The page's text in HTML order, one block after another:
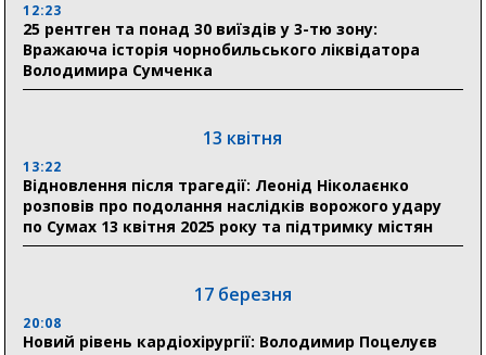
відзнаки «Почесного громадянина міста Суми»
30 липня
Сумська клінічна лікарня Святого Пантелеймона
18:33
Олексій Романько долучився до обговорення Плану
стійкості Сумщини з Прем’єр-міністром
Місто посилює міжнародну співпрацю: Суми
отримали 12 потужних станцій для Пунктів обігріву
12:23
25 рентген та понад 30 виїздів у 3-тю зону:
Вражаюча історія чорнобильського ліквідатора
Володимира Сумченка
13 квітня
13:22
Відновлення після трагедії: Леонід Ніколаєнко
розповів про подолання наслідків ворожого удару
по Сумах 13 квітня 2025 року та підтримку містян
17 березня
20:08
Новий рівень кардіохірургії: Володимир Поцелуєв